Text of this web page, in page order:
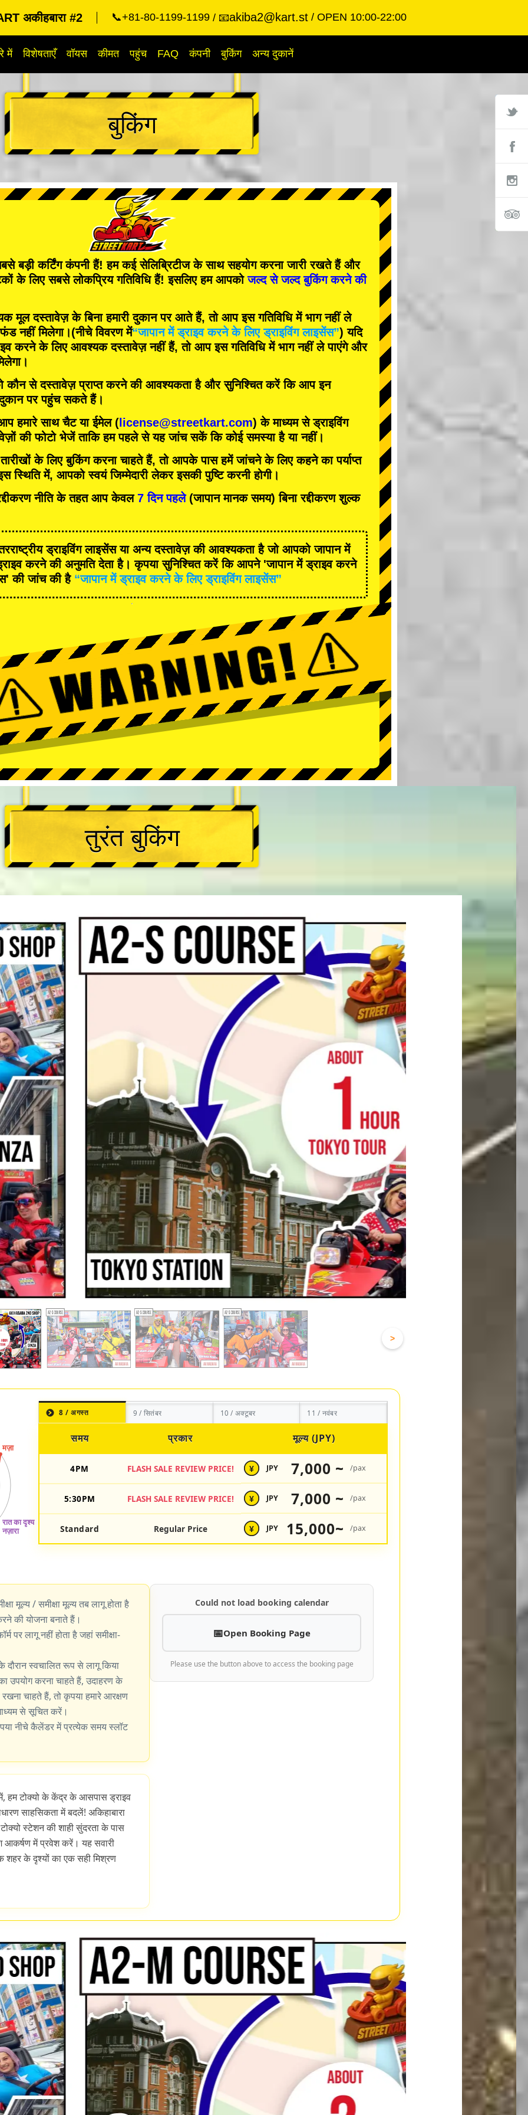
अकीहबारा #2 📞+81-80-1199-1199 📧akiba2@kart.st OPEN 10:00-22:00
में विशेषताएँ वॉयस कीमत पहुंच FAQ कंपनी बुकिंग अन्य दुकानें
बुकिंग
बड़ी कर्टिंग कंपनीहैं! हमकई सेलिब्रिटीजके साथ सहयोग करना जारी रखते हैं और
के लिएसबसे लोकप्रिय गतिविधिहैं! इसलिए हम आपकोजल्द से जल्द बुकिंग करने की
मूल दस्तावेज़ के बिना हमारी दुकान पर आते हैं, तो आप इस गतिविधि में भाग नहीं ले
नहीं मिलेगा।(नीचे विवरण में“जापान में ड्राइव करने के लिए ड्राइविंग लाइसेंस”) यदि
करने के लिए आवश्यक दस्तावेज़ नहीं हैं, तो आप इस गतिविधि में भाग नहीं ले पाएंगे और
कौन से दस्तावेज़ प्राप्त करने की आवश्यकता है और सुनिश्चित करें कि आप इन
दुकान पर पहुंच सकते हैं।
हमारे साथ चैट या ईमेल ( license@streetkart.com) के माध्यम से ड्राइविंग
की फोटो भेजें ताकि हम पहले से यह जांच सकें कि कोई समस्या है या नहीं।
के लिए बुकिंग करना चाहते हैं, तो आपके पास हमें जांचने के लिए कहने का पर्याप्त
स्थिति में, आपको स्वयं जिम्मेदारी लेकर इसकी पुष्टि करनी होगी।
नीति के तहत आप केवल7 दिन पहले(जापान मानक समय) बिना रद्दीकरण शुल्क
ड्राइविंग लाइसेंस या अन्य दस्तावेज़ की आवश्यकता है जो आपको जापान में
करने की अनुमति देता है। कृपया सुनिश्चित करें कि आपने 'जापान में ड्राइव करने
की जांच की है “जापान में ड्राइव करने के लिए ड्राइविंग लाइसेंस”
तुरंत बुकिंग
>
8 / अगस्त 9 / सितंबर 10 / अक्टूबर 11 / नवंबर
समय प्रकार मूल्य (JPY)
4PM FLASH SALE REVIEW PRICE! ¥ JPY 7,000 ~ /pax
5:30PM FLASH SALE REVIEW PRICE! ¥ JPY 7,000 ~ /pax
Standard Regular Price ¥ JPY 15,000~ /pax
मूल्य / समीक्षा मूल्य तब लागू होता है
की योजना बनाते हैं।
पर लागू नहीं होता है जहां समीक्षा-
स्वचालित रूप से लागू किया
उपयोग करना चाहते हैं, उदाहरण के
चाहते हैं, तो कृपया हमारे आरक्षण
से सूचित करें।
नीचे कैलेंडर में प्रत्येक समय स्लॉट
हम टोक्यो के केंद्र के आसपास ड्राइव
साहसिकता में बदलें! अकिहाबारा
स्टेशन की शाही सुंदरता के पास
आकर्षण में प्रवेश करें। यह सवारी
के दृश्यों का एक सही मिश्रण
Could not load booking calendar
Open Booking Page
Please use the button above to access the booking page